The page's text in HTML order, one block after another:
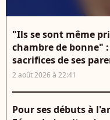
"Ils se sont même
chambre de bonne"
sacrifices de ses
2 août 2026 à 22:41
Pour ses débuts à